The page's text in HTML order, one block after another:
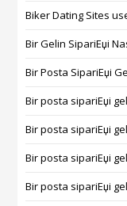
Biker Dating Sites
Bir Gelin SipariЕџi
Bir Posta SipariЕџi
Bir posta sipariЕџi
Bir posta sipariЕџi
Bir posta sipariЕџi
Bir posta sipariЕџi